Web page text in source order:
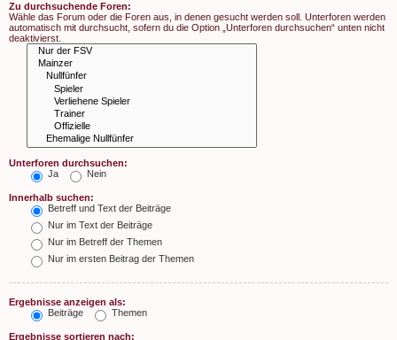
Zu durchsuchende Foren:
Wähle das Forum oder die Foren aus, in denen gesucht werden soll. Unterforen werden
automatisch mit durchsucht, sofern du die Option „Unterforen durchsuchen“ unten nicht
deaktivierst.
Unterforen durchsuchen:
Ja
Nein
Innerhalb suchen:
Betreff und Text der Beiträge
Nur im Text der Beiträge
Nur im Betreff der Themen
Nur im ersten Beitrag der Themen
Ergebnisse anzeigen als:
Beiträge
Themen
Ergebnisse sortieren nach: